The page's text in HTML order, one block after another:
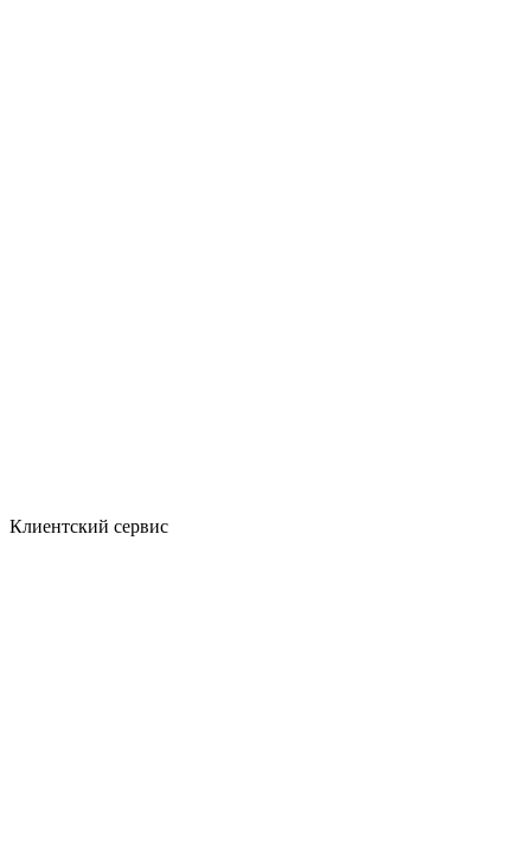
Клиентский сервис